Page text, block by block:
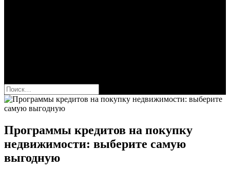
Найти:
Программы кредитов на покупку
недвижимости: выберите самую
выгодную